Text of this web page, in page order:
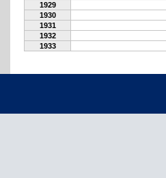
1929
1930
1931
1932
1933